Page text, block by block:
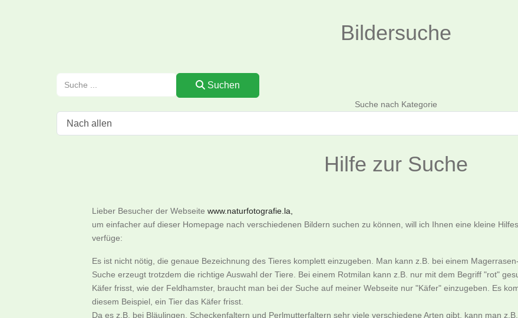
Bildersuche
Suchen
Suche nach Kategorie
Hilfe zur Suche
Lieber Besucher der Webseite www.naturfotografie.la,
um einfacher auf dieser Homepage nach verschiedenen Bildern suchen zu können, will ich Ihnen eine kleine
verfüge:
Es ist nicht nötig, die genaue Bezeichnung des Tieres komplett einzugeben. Man kann z.B. bei einem
Suche erzeugt trotzdem die richtige Auswahl der Tiere. Bei einem Rotmilan kann z.B. nur mit dem Begriff "rot"
Käfer frisst, wie der Feldhamster, braucht man bei der Suche auf meiner Webseite nur "Käfer" einzugeben. Es
diesem Beispiel, ein Tier das Käfer frisst.
Da es z.B. bei Bläulingen, Scheckenfaltern und Perlmutterfaltern sehr viele verschiedene Arten gibt, kann man